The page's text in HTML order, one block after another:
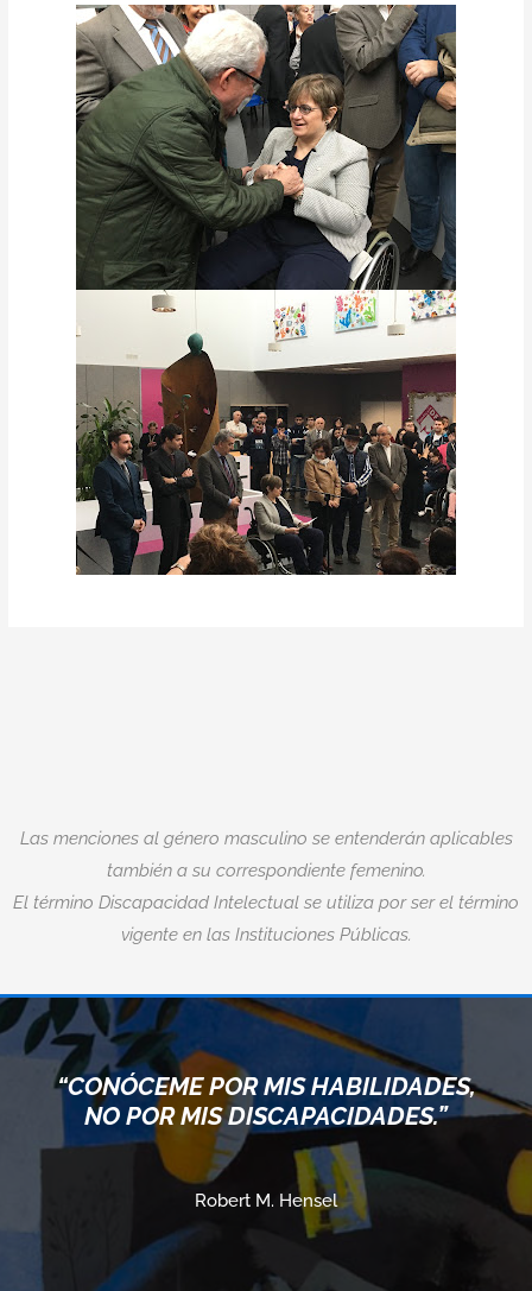
Las menciones al género masculino se entenderán aplicables
también a su correspondiente femenino.
El término Discapacidad Intelectual se utiliza por ser el término
vigente en las Instituciones Públicas.
“CONÓCEME POR MIS HABILIDADES,
NO POR MIS DISCAPACIDADES.”
Robert M. Hensel